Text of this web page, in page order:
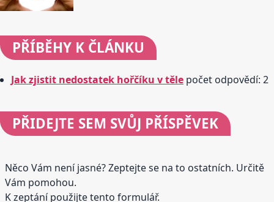
PŘÍBĚHY K ČLÁNKU
Jak zjistit nedostatek hořčíku v těle počet odpovědí: 2
PŘIDEJTE SEM SVŮJ PŘÍSPĚVEK
Něco Vám není jasné? Zeptejte se na to ostatních. Určitě
Vám pomohou.
K zeptání použijte tento formulář.